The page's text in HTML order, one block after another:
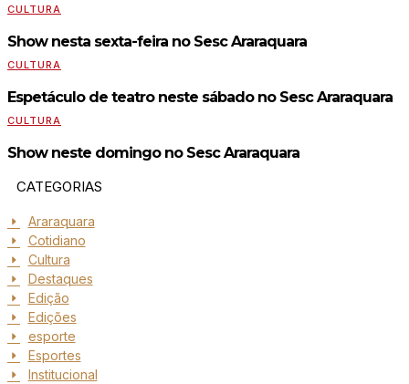
CULTURA
Show nesta sexta-feira no Sesc Araraquara
CULTURA
Espetáculo de teatro neste sábado no Sesc Araraquara
CULTURA
Show neste domingo no Sesc Araraquara
CATEGORIAS
Araraquara
Cotidiano
Cultura
Destaques
Edição
Edições
esporte
Esportes
Institucional